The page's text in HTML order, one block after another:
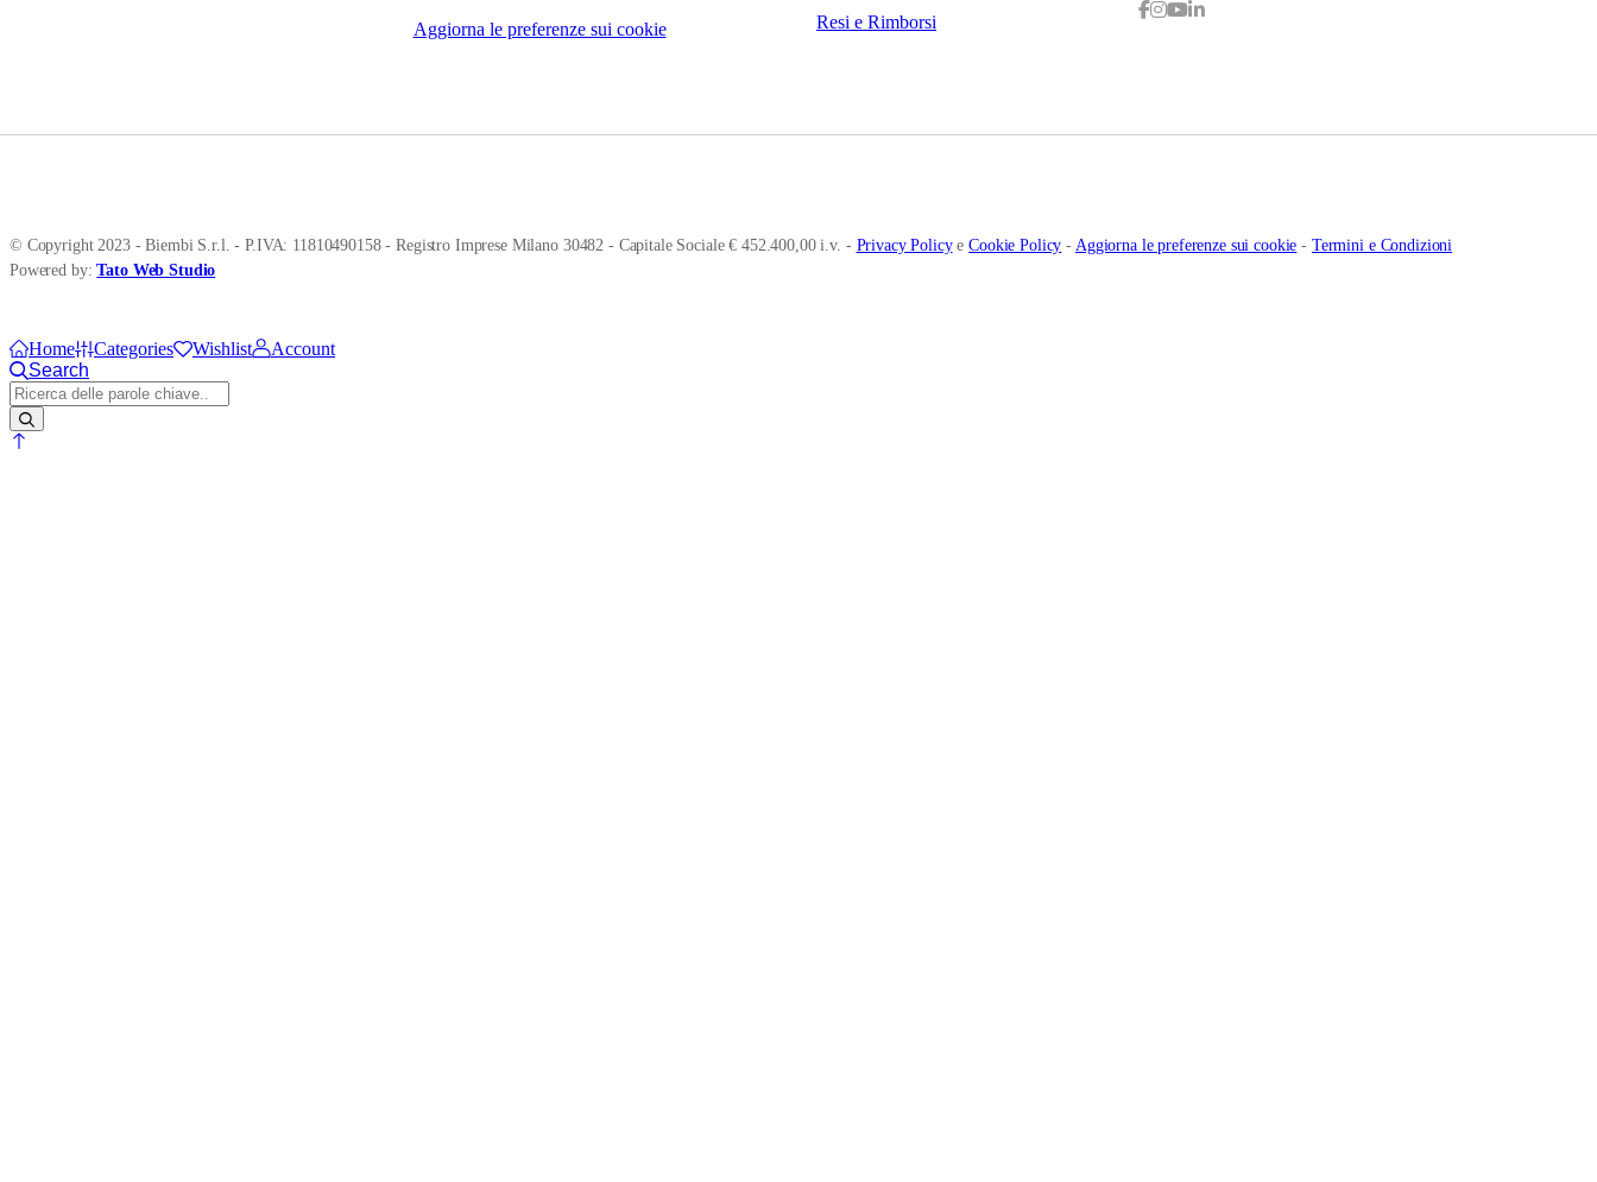
Aggiorna le preferenze sui cookie
Resi e Rimborsi
© Copyright 2023 - Biembi S.r.l. - P.IVA: 11810490158 - Registro Imprese Milano 30482 - Capitale Sociale € 452.400,00 i.v. - Privacy PolicyeCookie Policy - Aggiorna le preferenze sui cookie - Termini e Condizioni
Powered by: Tato Web Studio
Home Categories Wishlist
Account
Search